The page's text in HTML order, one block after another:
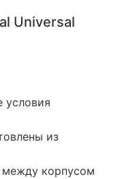
Universal
условия
из
между корпусом